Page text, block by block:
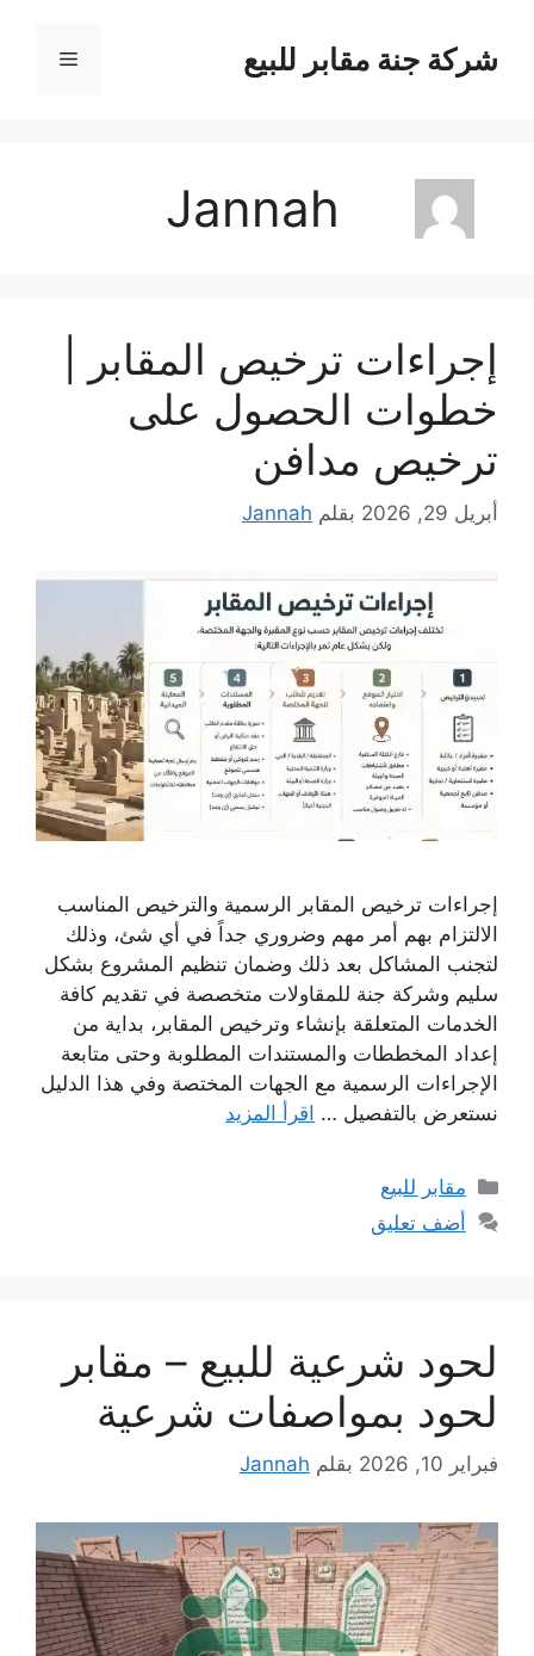
المحتوىشركة جنة مقابر للبيع القائمة
Jannah
إجراءات ترخيص المقابر |
خطوات الحصول على
ترخيص مدافن
أبريل 29, 2026 بقلم Jannah
إجراءات ترخيص المقابر الرسمية والترخيص المناسب
الالتزام بهم أمر مهم وضروري جداً في أي شئ، وذلك
لتجنب المشاكل بعد ذلك وضمان تنظيم المشروع بشكل
سليم وشركة جنة للمقاولات متخصصة في تقديم كافة
الخدمات المتعلقة بإنشاء وترخيص المقابر، بداية من
إعداد المخططات والمستندات المطلوبة وحتى متابعة
الإجراءات الرسمية مع الجهات المختصة وفي هذا الدليل
نستعرض بالتفصيل … اقرأ المزيد
التصنيفات
مقابر للبيع
أضف تعليق
لحود شرعية للبيع – مقابر
لحود بمواصفات شرعية
فبراير 10, 2026 بقلم Jannah